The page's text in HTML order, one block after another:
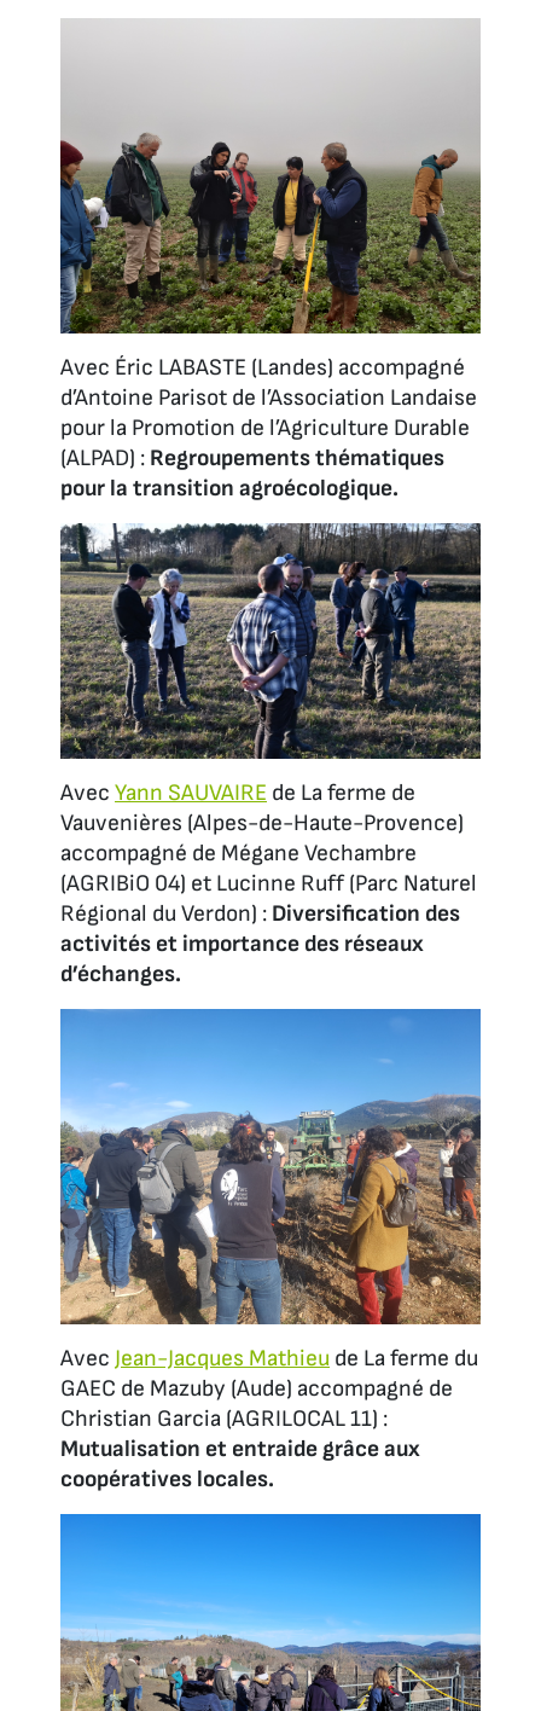
Avec Éric LABASTE (Landes) accompagné
d’Antoine Parisot de l’Association Landaise
pour la Promotion de l’Agriculture Durable
(ALPAD) : Regroupements thématiques
pour la transition agroécologique.
Avec Yann SAUVAIRE de La ferme de
Vauvenières (Alpes-de-Haute-Provence)
accompagné de Mégane Vechambre
(AGRIBiO 04) et Lucinne Ruff (Parc Naturel
Régional du Verdon) : Diversification des
activités et importance des réseaux
d’échanges.
Avec Jean-Jacques Mathieu de La ferme du
GAEC de Mazuby (Aude) accompagné de
Christian Garcia (AGRILOCAL 11) :
Mutualisation et entraide grâce aux
coopératives locales.